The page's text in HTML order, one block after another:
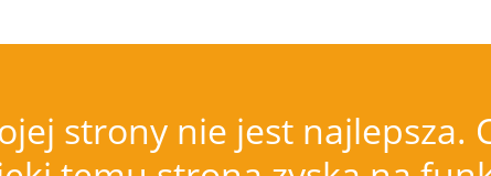
strony nie jest najlepsza.